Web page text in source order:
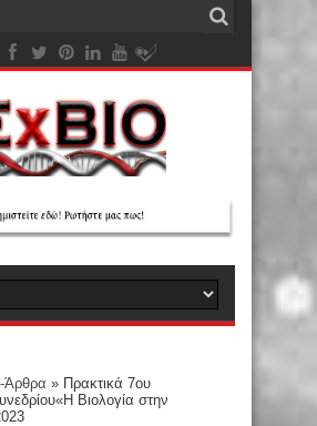
Άρθρα » Πρακτικά 7ου
Βιολογία στην